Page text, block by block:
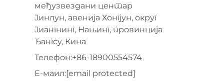
међузвездани центар
Јинлун, авенија Хонгјун, округ
Јиангнинг, Нањинг, провинција
Ђангсу, Кина
Телефон:+86-18900554574
Е-маил:[email protected]